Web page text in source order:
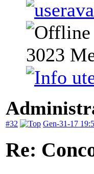
3023
#32 Gen-31-17
Re: